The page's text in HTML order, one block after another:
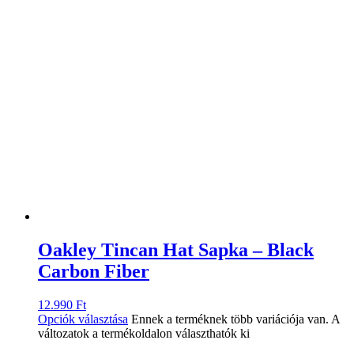
Oakley Tincan Hat Sapka – Black
Carbon Fiber
12.990 Ft
Opciók választása Ennek a terméknek több variációja van. A
változatok a termékoldalon választhatók ki